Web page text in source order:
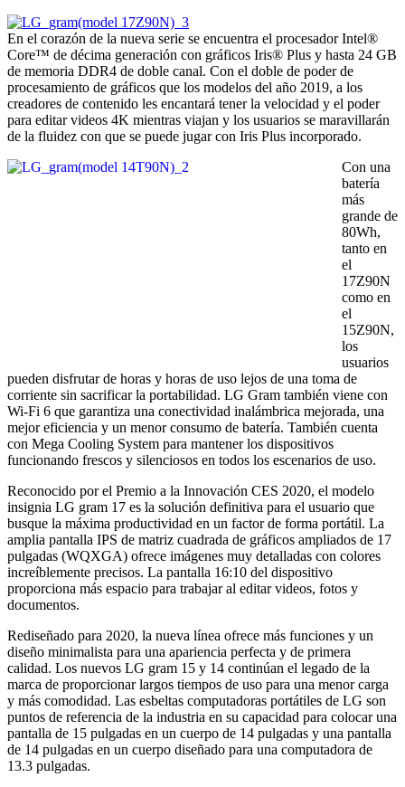
En el corazón de la nueva serie se encuentra el procesador Intel®
Core™ de décima generación con gráficos Iris® Plus y hasta 24 GB
de memoria DDR4 de doble canal. Con el doble de poder de
procesamiento de gráficos que los modelos del año 2019, a los
creadores de contenido les encantará tener la velocidad y el poder
para editar videos 4K mientras viajan y los usuarios se maravillarán
de la fluidez con que se puede jugar con Iris Plus incorporado.
Con una
batería
más
grande de
80Wh,
tanto en
el
17Z90N
como en
el
15Z90N,
los
usuarios
pueden disfrutar de horas y horas de uso lejos de una toma de
corriente sin sacrificar la portabilidad. LG Gram también viene con
Wi-Fi 6 que garantiza una conectividad inalámbrica mejorada, una
mejor eficiencia y un menor consumo de batería. También cuenta
con Mega Cooling System para mantener los dispositivos
funcionando frescos y silenciosos en todos los escenarios de uso.
Reconocido por el Premio a la Innovación CES 2020, el modelo
insignia LG gram 17 es la solución definitiva para el usuario que
busque la máxima productividad en un factor de forma portátil. La
amplia pantalla IPS de matriz cuadrada de gráficos ampliados de 17
pulgadas (WQXGA) ofrece imágenes muy detalladas con colores
increíblemente precisos. La pantalla 16:10 del dispositivo
proporciona más espacio para trabajar al editar videos, fotos y
documentos.
Rediseñado para 2020, la nueva línea ofrece más funciones y un
diseño minimalista para una apariencia perfecta y de primera
calidad. Los nuevos LG gram 15 y 14 continúan el legado de la
marca de proporcionar largos tiempos de uso para una menor carga
y más comodidad. Las esbeltas computadoras portátiles de LG son
puntos de referencia de la industria en su capacidad para colocar una
pantalla de 15 pulgadas en un cuerpo de 14 pulgadas y una pantalla
de 14 pulgadas en un cuerpo diseñado para una computadora de
13.3 pulgadas.